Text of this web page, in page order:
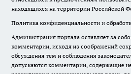
находящихся на территории Российской
Политика конфиденциальности и
Администрация портала оставляет за
комментарии, исходя из соображений
обсуждения тем и соблюдения
допускаются комментарии, содержащие